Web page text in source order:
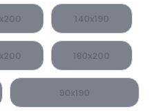
140x190
180x200
90x190